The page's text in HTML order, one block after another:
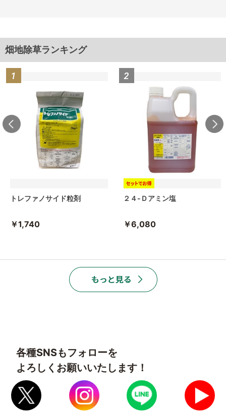
畑地除草ランキング
トレファノサイド粒剤
￥1,740
２４-Ｄアミン塩
￥6,080
各種SNSもフォローを
よろしくお願いいたします！